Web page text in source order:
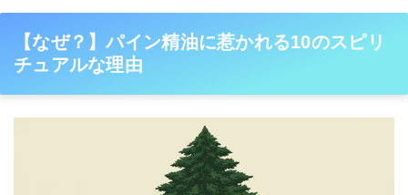
【なぜ？】パイン精油に惹かれる10のスピリ
チュアルな理由